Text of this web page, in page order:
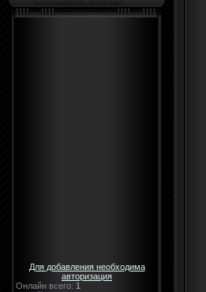
Для добавления необходима
авторизация
Онлайн всего: 1